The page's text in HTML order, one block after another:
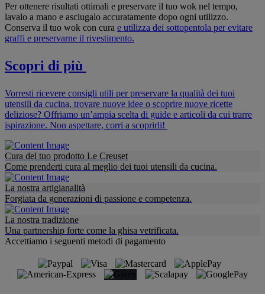
Per ottenere risultati ottimali e preservare il tuo wok nel tempo,
lavalo a mano e asciugalo accuratamente dopo ogni utilizzo.
Conserva il tuo wok con cura e utilizza dei sottopentola per evitare
graffi e preservarne il rivestimento.
Scopri di più
Vorresti ricevere consigli utili per preservare la qualità dei tuoi
utensili da cucina, trovare nuove idee o scoprire nuove ricette
deliziose? Offriamo un’ampia scelta di guide e articoli da cui trarre
ispirazione. Non aspettare, corri a scoprirli!
Cura del tuo prodotto Le Creuset
Come prenderti cura al meglio dei tuoi utensili da cucina.
La nostra artigianalità
Forgiata da generazioni di passione e competenza.
La nostra tradizione
Una partnership forte come la ghisa vetrificata.
Accettiamo i seguenti metodi di pagamento